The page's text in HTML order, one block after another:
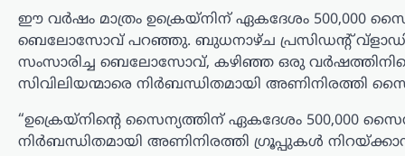
ഈ വർഷം മാത്രം ഉക്രെയ്‌നിന് ഏകദേശം 500,000
ബെലോസോവ് പറഞ്ഞു. ബുധനാഴ്ച പ്രസിഡന്റ്
സംസാരിച്ച ബെലോസോവ്, കഴിഞ്ഞ ഒരു
സിവിലിയന്മാരെ നിർബന്ധിതമായി അണിനിരത്തി
“ഉക്രെയ്‌നിന്റെ സൈന്യത്തിന് ഏകദേശം 500,000
നിർബന്ധിതമായി അണിനിരത്തി ഗ്രൂപ്പുകൾ
ആർ.എസ്.എസ് മേധാവി മോഹൻ
ഭാഗവത്. നിലവിലെ മുതിർന്ന
തലമുറയെക്കാൾ കൂടുതൽ
സത്യസന്ധതയും തുറന്ന മനസും ‘ജെൻ
Z’യും…
കേരളം,ട്രെൻഡിംഗ്,തിരുവനന്തപുരം,
വാർത്തകൾ